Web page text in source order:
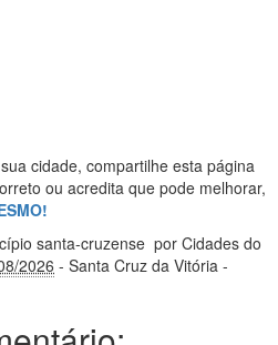
cidade, compartilhe esta página
ou acredita que pode melhorar,
santa-cruzense por Cidades do
2026 - Santa Cruz da Vitória -